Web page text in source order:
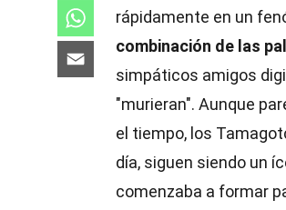
rápidamente en un
combinación de las
simpáticos amigos
"murieran". Aunque
el tiempo, los
día, siguen siendo un
comenzaba a formar